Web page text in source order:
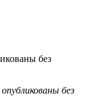
без
без